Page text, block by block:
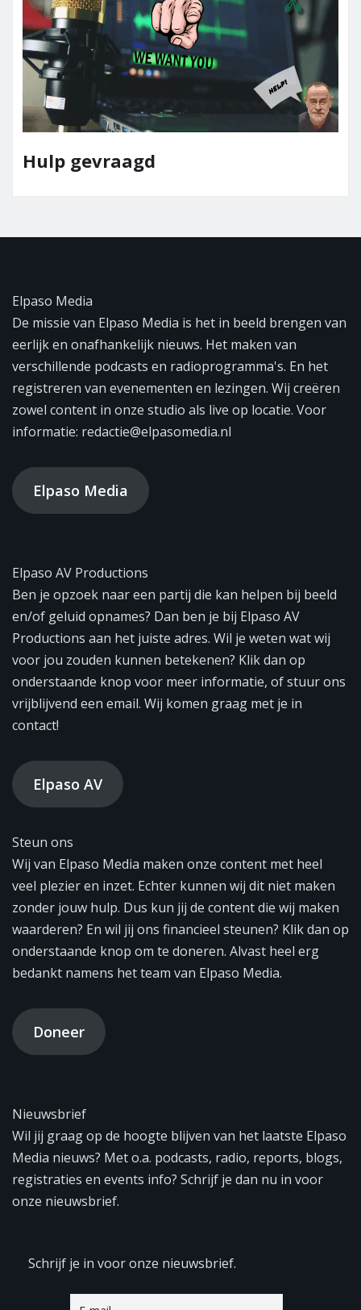
Team Elpaso Media
Elpaso Media
De missie van Elpaso Media is het in beeld brengen van
eerlijk en onafhankelijk nieuws. Het maken van
verschillende podcasts en radioprogramma's. En het
registreren van evenementen en lezingen. Wij creëren
zowel content in onze studio als live op locatie. Voor
informatie: redactie@elpasomedia.nl
Elpaso Media
Elpaso AV Productions
Ben je opzoek naar een partij die kan helpen bij beeld
en/of geluid opnames? Dan ben je bij Elpaso AV
Productions aan het juiste adres. Wil je weten wat wij
voor jou zouden kunnen betekenen? Klik dan op
onderstaande knop voor meer informatie, of stuur ons
vrijblijvend een email. Wij komen graag met je in
contact!
Elpaso AV
Steun ons
Wij van Elpaso Media maken onze content met heel
veel plezier en inzet. Echter kunnen wij dit niet maken
zonder jouw hulp. Dus kun jij de content die wij maken
waarderen? En wil jij ons financieel steunen? Klik dan op
onderstaande knop om te doneren. Alvast heel erg
bedankt namens het team van Elpaso Media.
Doneer
Nieuwsbrief
Wil jij graag op de hoogte blijven van het laatste Elpaso
Media nieuws? Met o.a. podcasts, radio, reports, blogs,
registraties en events info? Schrijf je dan nu in voor
onze nieuwsbrief.
Schrijf je in voor onze nieuwsbrief.